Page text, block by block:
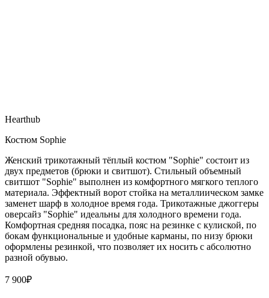
Hearthub
Костюм Sophie
Женский трикотажный тёплый костюм "Sophie" состоит из
двух предметов (брюки и свитшот). Стильный объемный
свитшот "Sophie" выполнен из комфортного мягкого теплого
материала. Эффектный ворот стойка на металлиическом замке
заменет шарф в холодное время года. Трикотажные джоггеры
оверсайз "Sophie" идеальны для холодного времени года.
Комфортная средняя посадка, пояс на резинке с кулиской, по
бокам функциональные и удобные карманы, по низу брюки
оформлены резинкой, что позволяет их носить с абсолютно
разной обувью.
7 900₽